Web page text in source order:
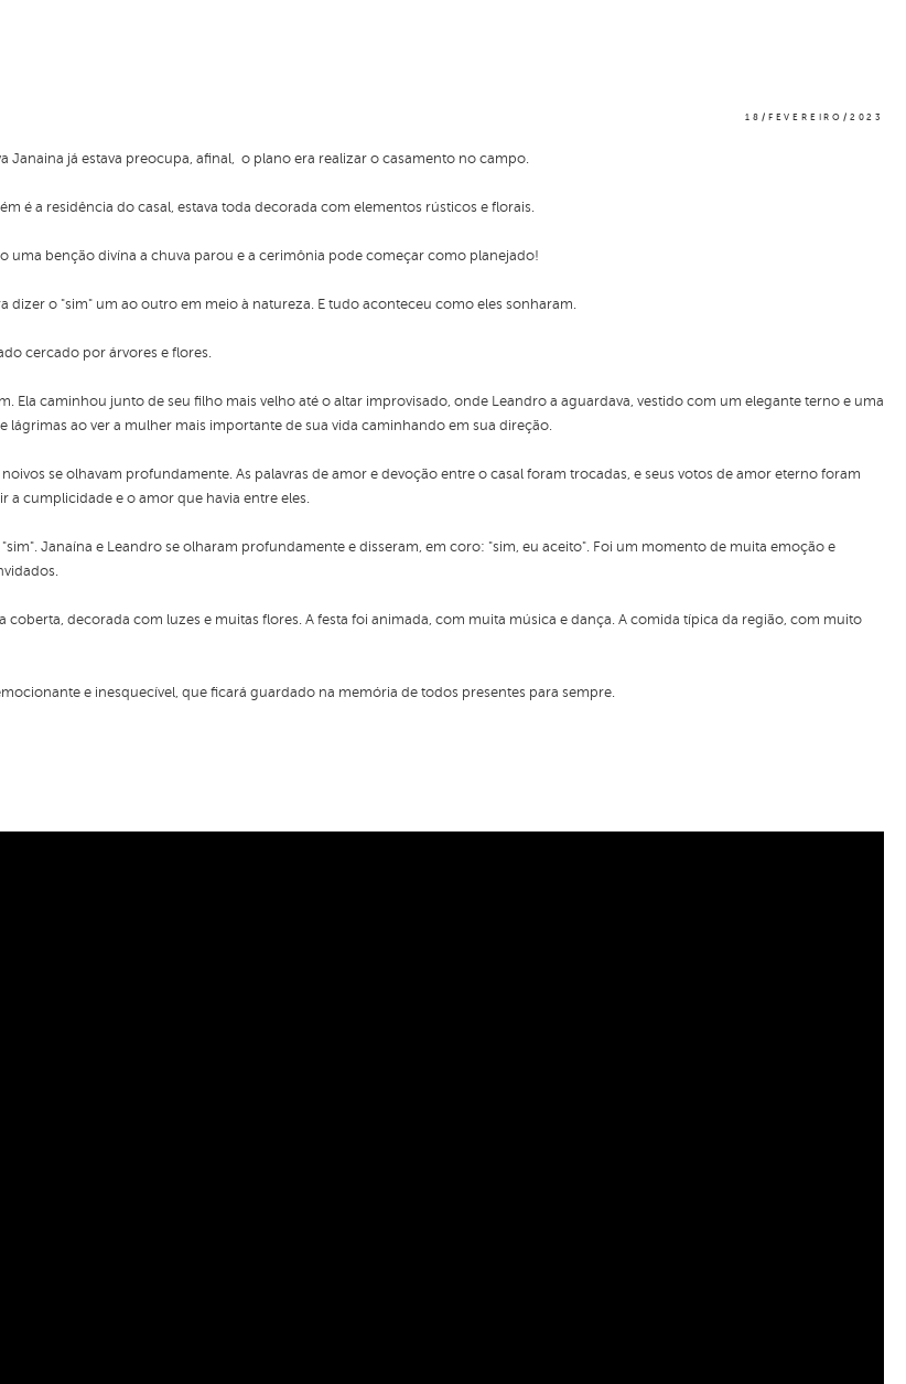
18/FEVEREIRO/2023
Janaina já estava preocupa, afinal, o plano era realizar o casamento no campo.
é a residência do casal, estava toda decorada com elementos rústicos e florais.
uma benção divína a chuva parou e a cerimônia pode começar como planejado!
dizer o "sim" um ao outro em meio à natureza. E tudo aconteceu como eles sonharam.
cercado por árvores e flores.
Ela caminhou junto de seu filho mais velho até o altar improvisado, onde Leandro a aguardava, vestido com um elegante terno e uma
lágrimas ao ver a mulher mais importante de sua vida caminhando em sua direção.
se olhavam profundamente. As palavras de amor e devoção entre o casal foram trocadas, e seus votos de amor eterno foram
cumplicidade e o amor que havia entre eles.
Janaína e Leandro se olharam profundamente e disseram, em coro: "sim, eu aceito". Foi um momento de muita emoção e
coberta, decorada com luzes e muitas flores. A festa foi animada, com muita música e dança. A comida típica da região, com muito
e inesquecível, que ficará guardado na memória de todos presentes para sempre.